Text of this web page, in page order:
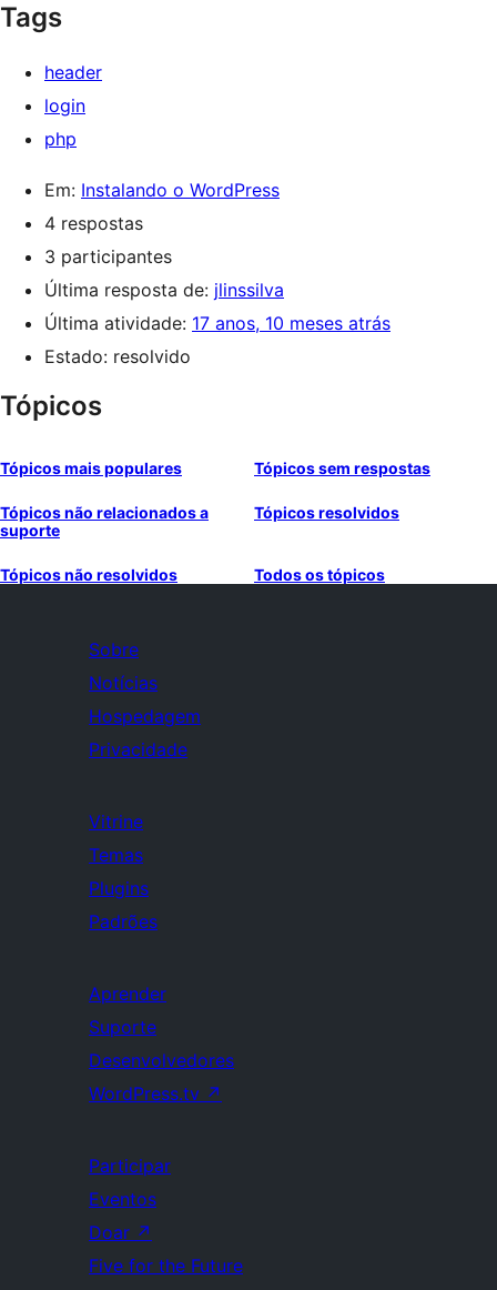
Tags
header
login
php
Em: Instalando o WordPress
4 respostas
3 participantes
Última resposta de: jlinssilva
Última atividade: 17 anos, 10 meses atrás
Estado: resolvido
Tópicos
Tópicos mais populares Tópicos sem respostas
Tópicos não relacionados a
suporte
Tópicos resolvidos
Tópicos não resolvidos Todos os tópicos
Sobre
Notícias
Hospedagem
Privacidade
Vitrine
Temas
Plugins
Padrões
Aprender
Suporte
Desenvolvedores
WordPress.tv ↗
Participar
Eventos
Doar ↗
Five for the Future